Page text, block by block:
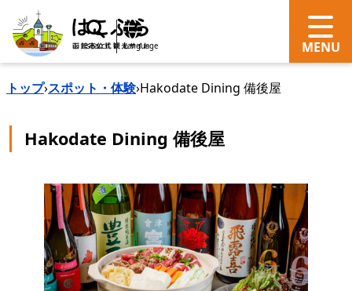
search Language
トップ›スポット・体験›Hakodate Dining 備後屋
Hakodate Dining 備後屋